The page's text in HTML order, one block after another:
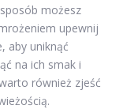
możesz
upewnij
aby uniknąć
na ich smak i
również zjeść